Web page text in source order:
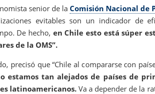
senior de la Comisión Nacional de
evitables son un indicador de
De hecho, en Chile esto está súper
de la OMS”.
precisó que “Chile al compararse con
estamos tan alejados de países de
latinoamericanos. Va a depender de la